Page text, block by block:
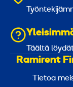
Täältä
Ramirent
Tietoa